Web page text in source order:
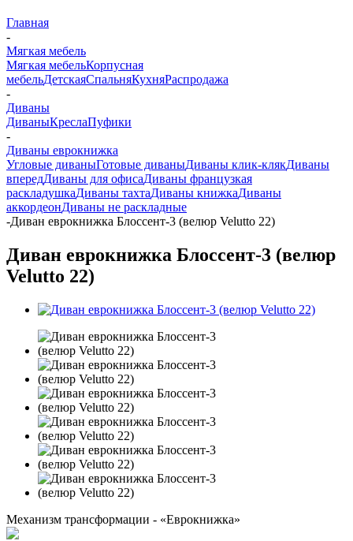
Главная
-
Мягкая мебель
Мягкая мебельКорпусная
мебельДетскаяСпальняКухняРаспродажа
-
Диваны
ДиваныКреслаПуфики
-
Диваны еврокнижка
Угловые диваныГотовые диваныДиваны клик-клякДиваны
впередДиваны для офисаДиваны французкая
раскладушкаДиваны тахтаДиваны книжкаДиваны
аккордеонДиваны не раскладные
-Диван еврокнижка Блоссент-3 (велюр Velutto 22)
Диван еврокнижка Блоссент-3 (велюр
Velutto 22)
Механизм трансформации - «Еврокнижка»